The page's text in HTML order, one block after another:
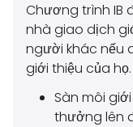
Chương trình IB
nhà giao dịch
người khác nếu
giới thiệu của họ.
Sàn môi
thưởng lên